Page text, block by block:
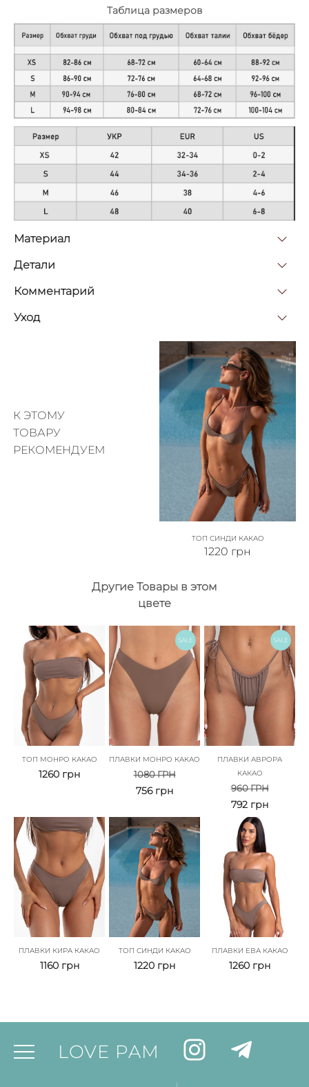
Таблица размеров
Материал
Детали
Комментарий
Уход
К ЭТОМУ
ТОВАРУ
РЕКОМЕНДУЕМ
ТОП СИНДИ КАКАО
1220 грн
Другие Товары в этом
цвете
ТОП МОНРО КАКАО
1260 грн
SALE
ПЛАВКИ МОНРО КАКАО
1080ГРН
756 грн
SALE
ПЛАВКИ АВРОРА
КАКАО
960ГРН
792 грн
ПЛАВКИ КИРА КАКАО
1160 грн
ТОП СИНДИ КАКАО
1220 грн
ПЛАВКИ ЕВА КАКАО
1260 грн
LOVE PAM